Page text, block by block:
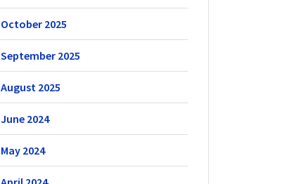
October 2025
September 2025
August 2025
June 2024
May 2024